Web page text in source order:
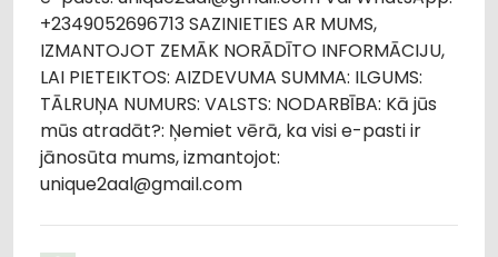
+2349052696713 SAZINIETIES AR MUMS,
IZMANTOJOT ZEMĀK NORĀDĪTO INFORMĀCIJU,
LAI PIETEIKTOS: AIZDEVUMA SUMMA: ILGUMS:
TĀLRUŅA NUMURS: VALSTS: NODARBĪBA: Kā jūs
mūs atradāt?: Ņemiet vērā, ka visi e-pasti ir
jānosūta mums, izmantojot:
unique2aal@gmail.com